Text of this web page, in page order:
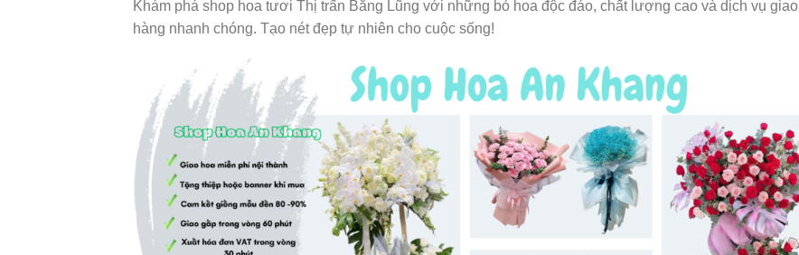
Khám phá shop hoa tươi Thị trấn Bằng Lũng với những bó hoa độc đáo, chất lượng cao và dịch vụ giao
hàng nhanh chóng. Tạo nét đẹp tự nhiên cho cuộc sống!